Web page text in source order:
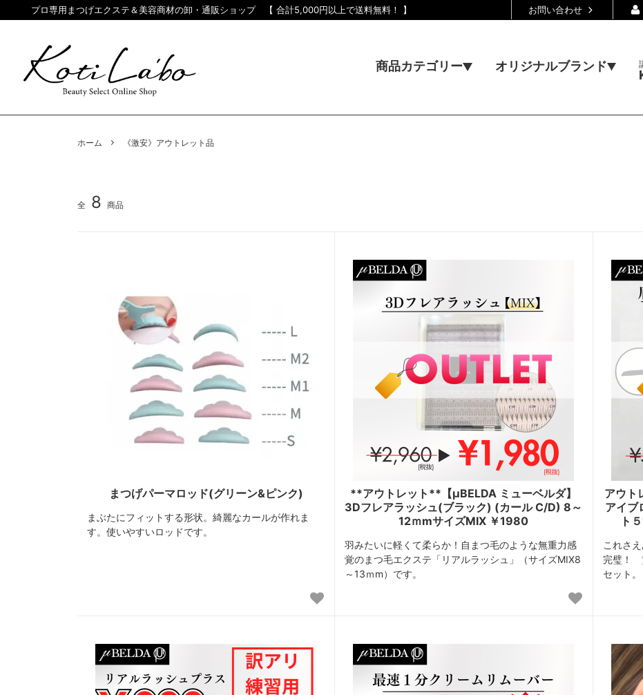
プロ専用まつげエクステ＆美容商材の卸・通販ショップ 【 合計5,000円以上で送料無料！ 】 お問い合わせ
商品カテゴリー オリジナルブランド
μBELDA
講習・セミナー イベント
ホーム 《激安》アウトレット品
全 8 商品
まつげパーマロッド(グリーン&ピンク)
まぶたにフィットする形状。綺麗なカールが作れま
す。使いやすいロッドです。
**アウトレット**【μBELDA ミューベルダ】
3Dフレアラッシュ(ブラック) (カール C/D) 8～
12ｍmサイズMIX ￥1980
羽みたいに軽くて柔らか！自まつ毛のような無重力感
覚のまつ毛エクステ「リアルラッシュ」（サイズMIX8
～13ｍm）です。
アウト
アイブ
ト
これさ
完璧！
セット。